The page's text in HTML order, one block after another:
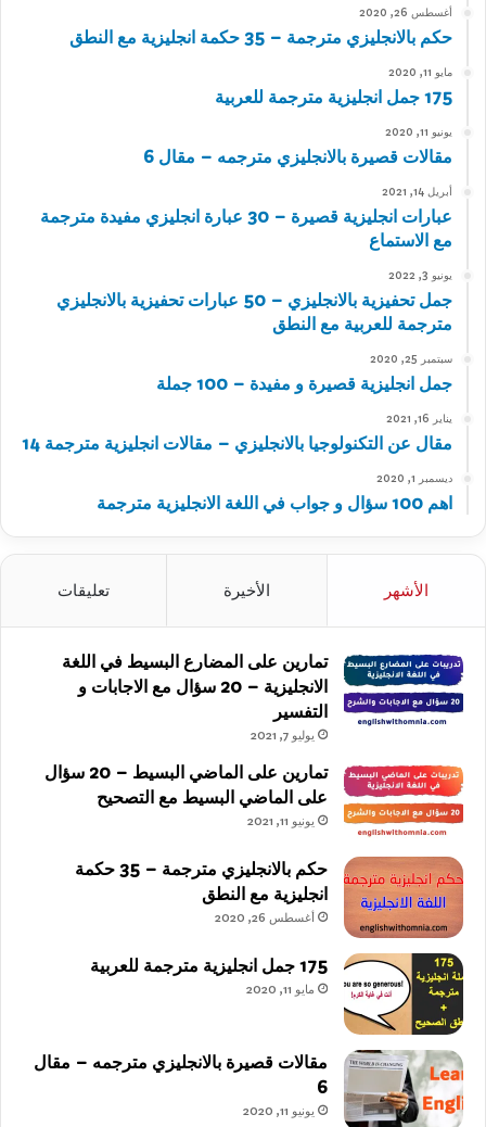
أغسطس 26, 2020
حكم بالانجليزي مترجمة – 35 حكمة انجليزية مع النطق
مايو 11, 2020
175 جمل انجليزية مترجمة للعربية
يونيو 11, 2020
مقالات قصيرة بالانجليزي مترجمه – مقال 6
أبريل 14, 2021
عبارات انجليزية قصيرة – 30 عبارة انجليزي مفيدة مترجمة
مع الاستماع
يونيو 3, 2022
جمل تحفيزية بالانجليزي – 50 عبارات تحفيزية بالانجليزي
مترجمة للعربية مع النطق
سبتمبر 25, 2020
جمل انجليزية قصيرة و مفيدة – 100 جملة
يناير 16, 2021
مقال عن التكنولوجيا بالانجليزي – مقالات انجليزية مترجمة 14
ديسمبر 1, 2020
اهم 100 سؤال و جواب في اللغة الانجليزية مترجمة
الأشهر الأخيرة تعليقات
تمارين على المضارع البسيط في اللغة
الانجليزية – 20 سؤال مع الاجابات و
التفسير
يوليو 7, 2021
تمارين على الماضي البسيط – 20 سؤال
على الماضي البسيط مع التصحيح
يونيو 11, 2021
حكم بالانجليزي مترجمة – 35 حكمة
انجليزية مع النطق
أغسطس 26, 2020
175 جمل انجليزية مترجمة للعربية
مايو 11, 2020
مقالات قصيرة بالانجليزي مترجمه – مقال
6
يونيو 11, 2020